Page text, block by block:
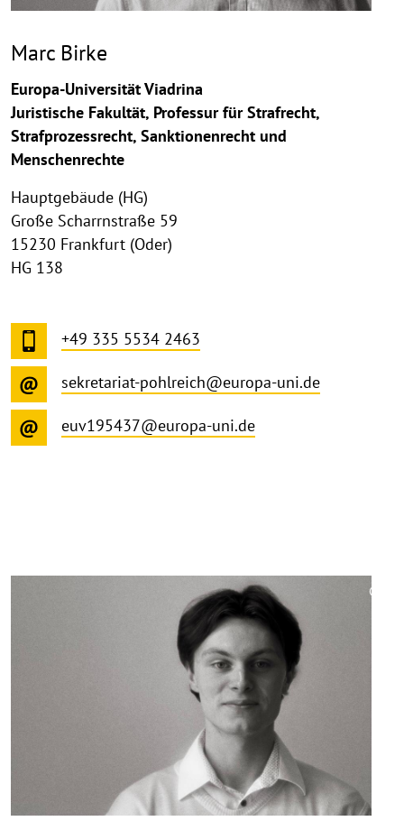
Marc Birke
Europa-Universität Viadrina
Juristische Fakultät, Professur für Strafrecht,
Strafprozessrecht, Sanktionenrecht und
Menschenrechte
Hauptgebäude (HG)
Große Scharrnstraße 59
15230 Frankfurt (Oder)
HG 138
+49 335 5534 2463
sekretariat-pohlreich@europa-uni.de
euv195437@europa-uni.de
©